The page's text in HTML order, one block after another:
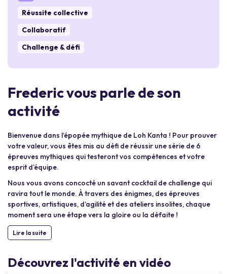
Réussite collective
Collaboratif
Challenge & défi
Frederic vous parle de son
activité
Bienvenue dans l’épopée mythique de Loh Kanta ! Pour prouver
votre valeur, vous êtes mis au défi de réussir une série de 6
épreuves mythiques qui testeront vos compétences et votre
esprit d’équipe.
Nous vous avons concocté un savant cocktail de challenge qui
ravira tout le monde. À travers des énigmes, des épreuves
sportives, artistiques, d’agilité et des ateliers insolites, chaque
moment sera une étape vers la gloire ou la défaite !
Lire la suite
Découvrez l'activité en vidéo